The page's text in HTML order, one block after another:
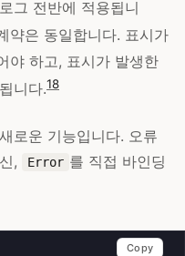
그 전반에 적용됩니
약은 동일합니다. 표시가
야 하고, 표시가 발생한
니다.18
로운 기능입니다. 오류
,
Error 를 직접 바인딩
Copy